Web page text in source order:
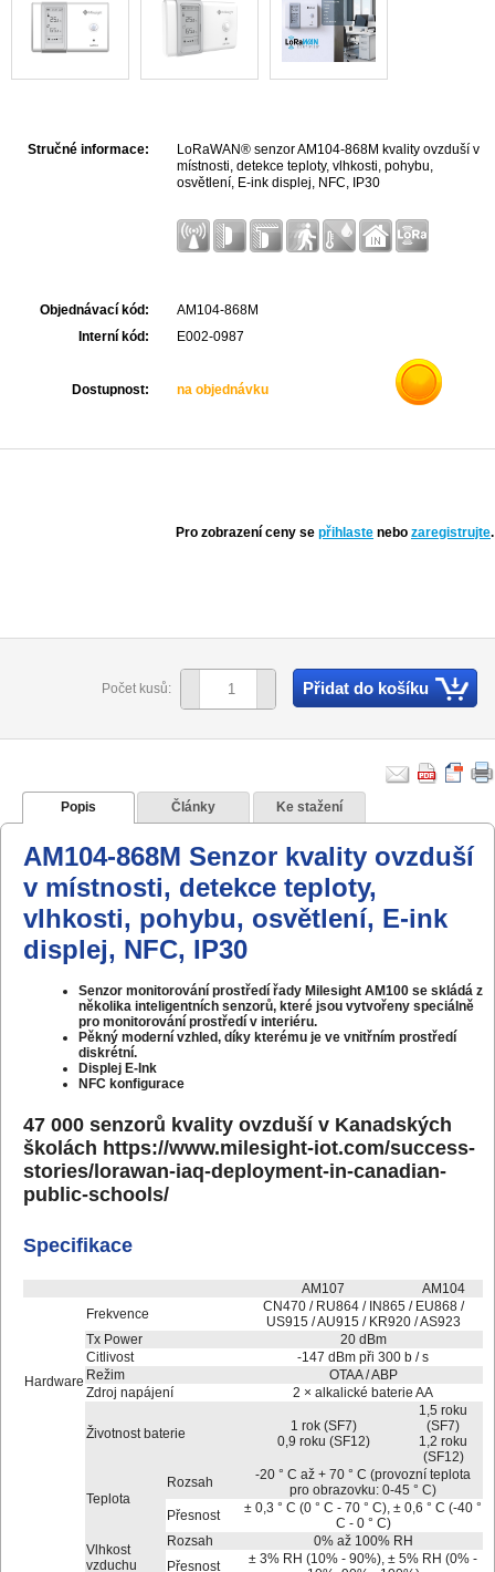
Stručné informace:
LoRaWAN® senzor AM104-868M kvality ovzduší v
místnosti, detekce teploty, vlhkosti, pohybu,
osvětlení, E-ink displej, NFC, IP30
Objednávací kód:
AM104-868M
Interní kód:
E002-0987
Dostupnost: na objednávku
Pro zobrazení ceny se přihlaste nebo zaregistrujte.
Počet kusů: Přidat do košíku
Popis Články Ke stažení
AM104-868M Senzor kvality ovzduší
v místnosti, detekce teploty,
vlhkosti, pohybu, osvětlení, E-ink
displej, NFC, IP30
Senzor monitorování prostředí řady Milesight AM100 se skládá z
několika inteligentních senzorů, které jsou vytvořeny speciálně
pro monitorování prostředí v interiéru.
Pěkný moderní vzhled, díky kterému je ve vnitřním prostředí
diskrétní.
Displej E-Ink
NFC konfigurace
47 000 senzorů kvality ovzduší v Kanadských
školách https://www.milesight-iot.com/success-
stories/lorawan-iaq-deployment-in-canadian-
public-schools/
Specifikace
AM107 AM104
Hardware
Frekvence
CN470 / RU864 / IN865 / EU868 /
US915 / AU915 / KR920 / AS923
Tx Power
20 dBm
Citlivost
-147 dBm při 300 b / s
Režim
OTAA / ABP
Zdroj napájení
2 × alkalické baterie AA
Životnost baterie
1 rok (SF7)
0,9 roku (SF12)
1,5 roku
(SF7)
1,2 roku
(SF12)
Teplota
Rozsah
-20 ° C až + 70 ° C (provozní teplota
pro obrazovku: 0-45 ° C)
Přesnost
± 0,3 ° C (0 ° C - 70 ° C), ± 0,6 ° C (-40 °
C - 0 ° C)
Vlhkost
vzduchu
Rozsah
0% až 100% RH
Přesnost
± 3% RH (10% - 90%), ± 5% RH (0% -